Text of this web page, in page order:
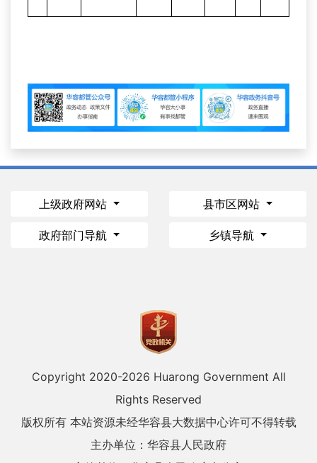
上级政府网站 县市区网站
政府部门导航 乡镇导航
Copyright 2020-2026 Huarong Government All
Rights Reserved
版权所有 本站资源未经华容县大数据中心许可不得转载
主办单位：华容县人民政府